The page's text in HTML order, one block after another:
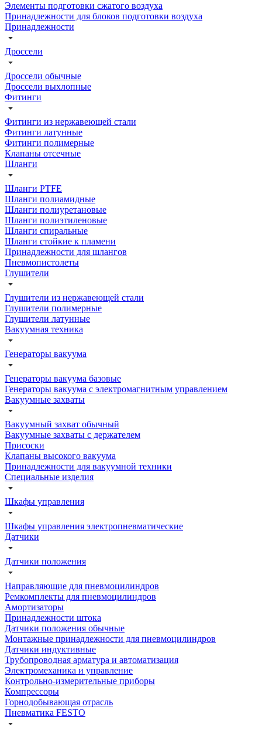
Элементы подготовки сжатого воздуха
Принадлежности для блоков подготовки воздуха
Принадлежности
Дроссели
Дроссели обычные
Дроссели выхлопные
Фитинги
Фитинги из нержавеющей стали
Фитинги латунные
Фитинги полимерные
Клапаны отсечные
Шланги
Шланги PTFE
Шланги полиамидные
Шланги полиуретановые
Шланги полиэтиленовые
Шланги спиральные
Шланги стойкие к пламени
Принадлежности для шлангов
Пневмопистолеты
Глушители
Глушители из нержавеющей стали
Глушители полимерные
Глушители латунные
Вакуумная техника
Генераторы вакуума
Генераторы вакуума базовые
Генераторы вакуума с электромагнитным управлением
Вакуумные захваты
Вакуумный захват обычный
Вакуумные захваты с держателем
Присоски
Клапаны высокого вакуума
Принадлежности для вакуумной техники
Специальные изделия
Шкафы управления
Шкафы управления электропневматические
Датчики
Датчики положения
Направляющие для пневмоцилиндров
Ремкомплекты для пневмоцилиндров
Амортизаторы
Принадлежности штока
Датчики положения обычные
Монтажные принадлежности для пневмоцилиндров
Датчики индуктивные
Трубопроводная арматура и автоматизация
Электромеханика и управление
Контрольно-измерительные приборы
Компрессоры
Горнодобывающая отрасль
Пневматика FESTO